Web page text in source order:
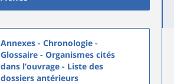
Annexes - Chronologie -
Glossaire - Organismes cités
dans l’ouvrage - Liste des
dossiers antérieurs